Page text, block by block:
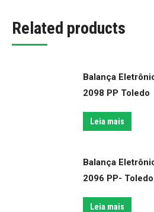
Related products
Balança
2098 PP Toledo
Leia mais
Balança
2096 PP- Toledo
Leia mais